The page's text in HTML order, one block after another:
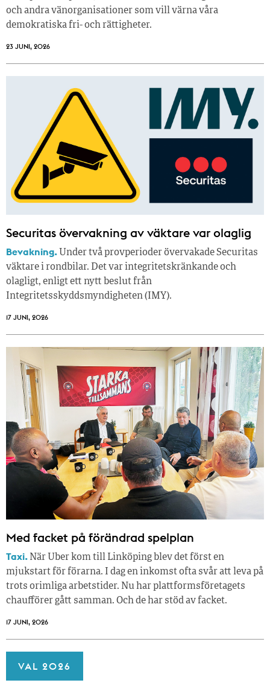
och andra vänorganisationer som vill värna våra
demokratiska fri- och rättigheter.
23 JUNI, 2026
Securitas övervakning av väktare var olaglig
Bevakning. Under två provperioder övervakade Securitas
väktare i rondbilar. Det var integritetskränkande och
olagligt, enligt ett nytt beslut från
Integritetsskyddsmyndigheten (IMY).
17 JUNI, 2026
Med facket på förändrad spelplan
Taxi. När Uber kom till Linköping blev det först en
mjukstart för förarna. I dag en inkomst ofta svår att leva på
trots orimliga arbetstider. Nu har plattformsföretagets
chaufförer gått samman. Och de har stöd av facket.
17 JUNI, 2026
VAL 2026